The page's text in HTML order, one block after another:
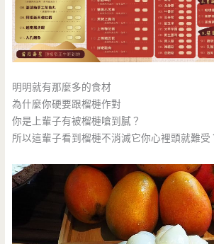
明明就有那麼多的食材
為什麼你硬要跟榴槤作對
你是上輩子有被榴槤嗆到膩？
所以這輩子看到榴槤不消滅它你心裡頭就難受